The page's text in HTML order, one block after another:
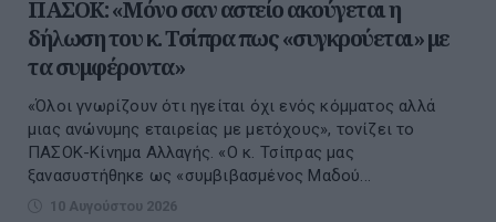
ΠΑΣΟΚ: «Μόνο σαν αστείο ακούγεται η
δήλωση του κ. Τσίπρα πως «συγκρούεται» με
τα συμφέροντα»
«Όλοι γνωρίζουν ότι ηγείται όχι ενός κόμματος αλλά
μιας ανώνυμης εταιρείας με μετόχους», τονίζει το
ΠΑΣΟΚ-Κίνημα Αλλαγής. «Ο κ. Τσίπρας μας
ξανασυστήθηκε ως «συμβιβασμένος Μαδού...
10 Αυγούστου 2026